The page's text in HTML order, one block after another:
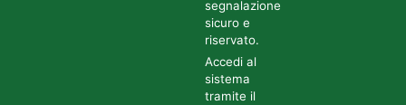
segnalazione
sicuro e
riservato.
Accedi al
sistema
tramite il